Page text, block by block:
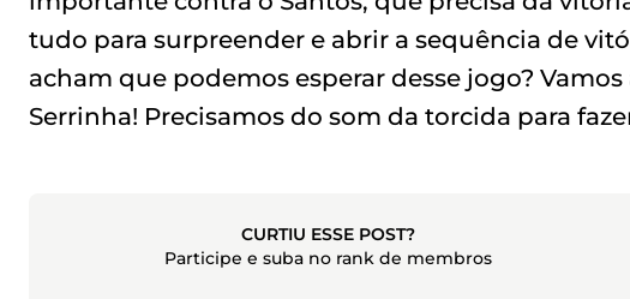
tudo para surpreender e abrir a sequência de
acham que podemos esperar desse jogo?
Serrinha! Precisamos do som da torcida para
CURTIU ESSE POST?
Participe e suba no rank de membros